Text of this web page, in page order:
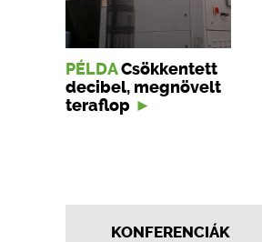
PÉLDA Csökkentett
decibel, megnövelt
teraflop
KONFERENCIÁK